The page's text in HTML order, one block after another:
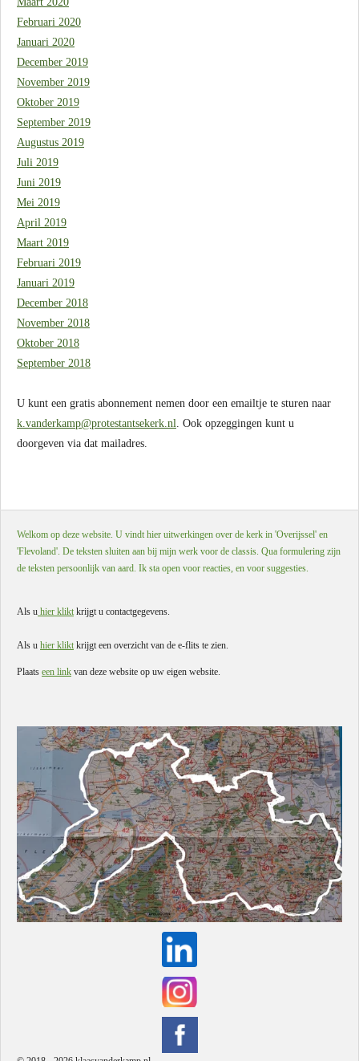
Februari 2020
Januari 2020
December 2019
November 2019
Oktober 2019
September 2019
Augustus 2019
Juli 2019
Juni 2019
Mei 2019
April 2019
Maart 2019
Februari 2019
Januari 2019
December 2018
November 2018
Oktober 2018
September 2018
U kunt een gratis abonnement nemen door een emailtje te sturen naar
k.vanderkamp@protestantsekerk.nl. Ook opzeggingen kunt u
doorgeven via dat mailadres.
Welkom op deze website. U vindt hier uitwerkingen over de kerk in 'Overijssel' en
'Flevoland'. De teksten sluiten aan bij mijn werk voor de classis. Qua formulering zijn
de teksten persoonlijk van aard. Ik sta open voor reacties, en voor suggesties.
Als u hier klikt krijgt u contactgegevens.
Als u hier klikt krijgt een overzicht van de e-flits te zien.
Plaats een link van deze website op uw eigen website.